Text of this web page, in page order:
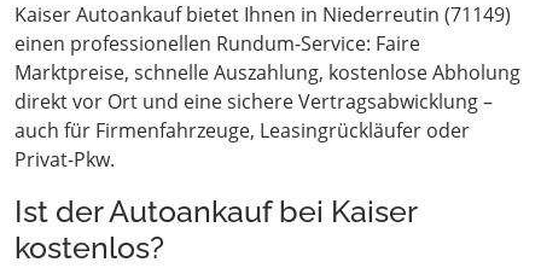
Kaiser Autoankauf bietet Ihnen in Niederreutin (71149)
einen professionellen Rundum-Service: Faire
Marktpreise, schnelle Auszahlung, kostenlose Abholung
direkt vor Ort und eine sichere Vertragsabwicklung –
auch für Firmenfahrzeuge, Leasingrückläufer oder
Privat-Pkw.
Ist der Autoankauf bei Kaiser
kostenlos?